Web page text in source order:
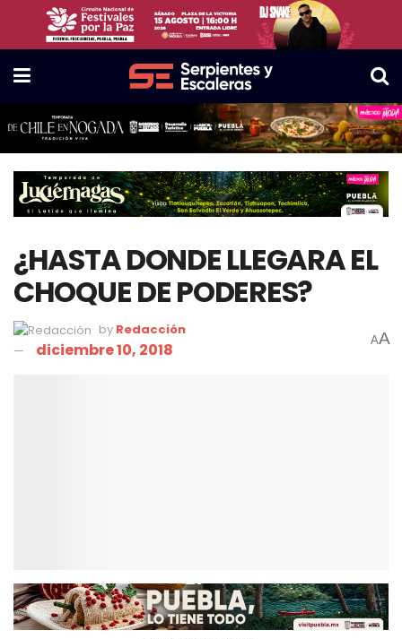
¿HASTA DONDE LLEGARA EL
CHOQUE DE PODERES?
by Redacción
diciembre 10, 2018 AA